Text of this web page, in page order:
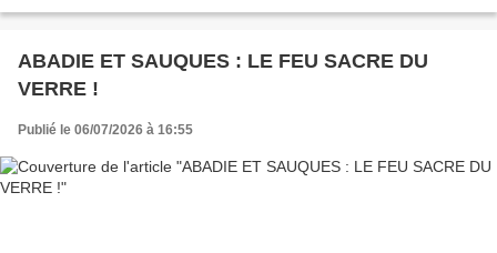
ABADIE ET SAUQUES : LE FEU SACRE DU
VERRE !
Publié le 06/07/2026 à 16:55